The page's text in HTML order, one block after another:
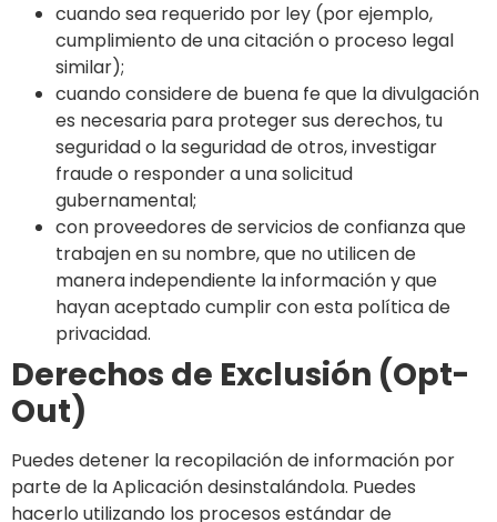
cuando sea requerido por ley (por ejemplo,
cumplimiento de una citación o proceso legal
similar);
cuando considere de buena fe que la divulgación
es necesaria para proteger sus derechos, tu
seguridad o la seguridad de otros, investigar
fraude o responder a una solicitud
gubernamental;
con proveedores de servicios de confianza que
trabajen en su nombre, que no utilicen de
manera independiente la información y que
hayan aceptado cumplir con esta política de
privacidad.
Derechos de Exclusión (Opt-
Out)
Puedes detener la recopilación de información por
parte de la Aplicación desinstalándola. Puedes
hacerlo utilizando los procesos estándar de